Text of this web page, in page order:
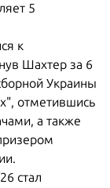
5
к
Шахтер за 6
Украины
отметившись
а также
стал